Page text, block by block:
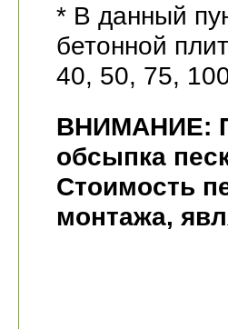
* В данный
бетонной
40, 50, 75,
ВНИМАНИЕ:
обсыпка
Стоимость
монтажа,